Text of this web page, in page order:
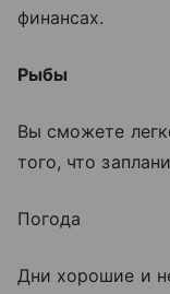
финансах.
Рыбы
Вы сможете
того, что
Погода
Дни хорошие и